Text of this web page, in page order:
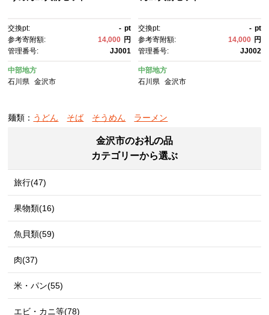
交換pt: - pt
参考寄附額:
14,000 円
管理番号:
JJ001
中部地方
石川県
金沢市
交換pt: - pt
参考寄附額:
14,000 円
管理番号:
JJ002
中部地方
石川県 金沢市
麺類： うどん そば そうめん ラーメン
金沢市のお礼の品
カテゴリーから選ぶ
旅行(47)
果物類(16)
魚貝類(59)
肉(37)
米・パン(55)
エビ・カニ等(78)